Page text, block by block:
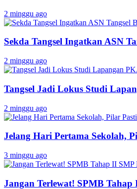
2 minggu ago
Sekda Tangsel Ingatkan ASN
2 minggu ago
Tangsel Jadi Lokus Studi
2 minggu ago
Jelang Hari Pertama Sekolah,
3 minggu ago
Jangan Terlewat! SPMB Tahap